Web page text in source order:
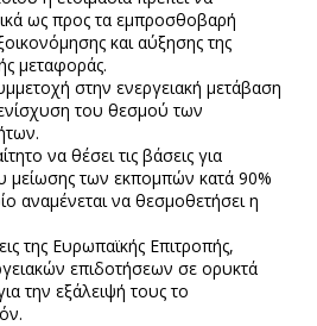
ως προς τα εμπροσθοβαρή
και αύξησης της
μεταφοράς.
στην ενεργειακή μετάβαση
του θεσμού των
να θέσει τις βάσεις για
μείωσης των εκπομπών κατά 90%
αναμένεται να θεσμοθετήσει η
της Ευρωπαϊκής Επιτροπής,
επιδοτήσεων σε ορυκτά
την εξάλειψή τους το